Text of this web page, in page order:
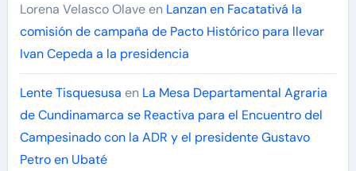
Lorena Velasco Olaveen Lanzan en Facatativá la
comisión de campaña de Pacto Histórico para llevar
Ivan Cepeda a la presidencia
Lente Tisquesusa en La Mesa Departamental Agraria
de Cundinamarca se Reactiva para el Encuentro del
Campesinado con la ADR y el presidente Gustavo
Petro en Ubaté